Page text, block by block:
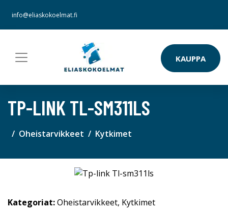
info@eliaskokoelmat.fi
KAUPPA
TP-LINK TL-SM311LS
Oheistarvikkeet Kytkimet
Kategoriat:Oheistarvikkeet, Kytkimet